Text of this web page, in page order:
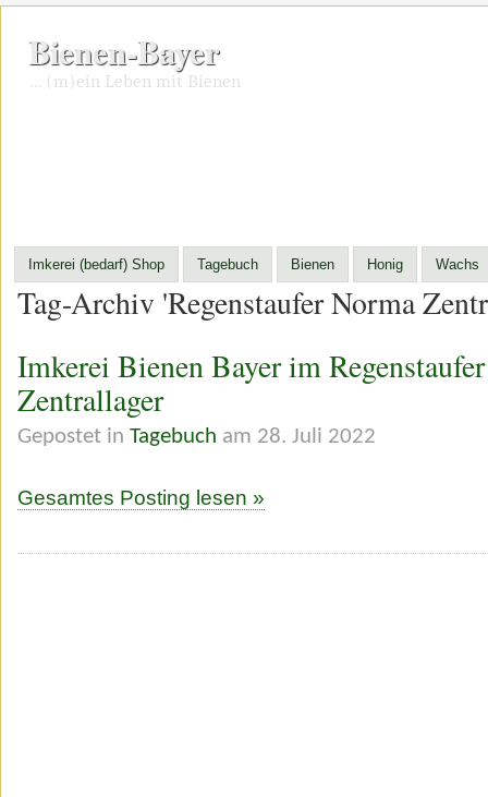
Bienen-Bayer
… (m)ein Leben mit Bienen
Imkerei (bedarf) Shop Tagebuch Bienen Honig Wachs
Tag-Archiv 'Regenstaufer Norma
Imkerei Bienen Bayer im
Zentrallager
Gepostet in Tagebuch am 28. Juli 2022
Gesamtes Posting lesen »